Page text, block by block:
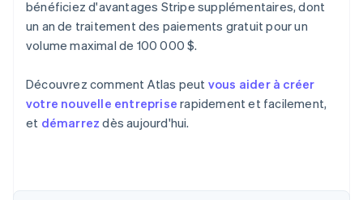
bénéficiez d'avantages Stripe supplémentaires, dont
un an de traitement des paiements gratuit pour un
volume maximal de 100 000 $.
Découvrez comment Atlas peut vous aider à créer
votre nouvelle entreprise rapidement et facilement,
et démarrez dès aujourd'hui.
DeutschEnglish